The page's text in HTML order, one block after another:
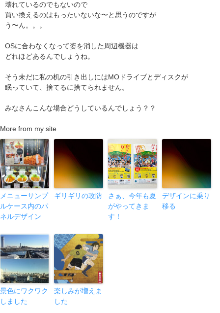
壊れているのでもないので
買い換えるのはもったいないな〜と思うのですが…
う〜ん。。。
OSに合わなくなって姿を消した周辺機器は
どれほどあるんでしょうね。
そう未だに私の机の引き出しにはMOドライブとディスクが
眠っていて、捨てるに捨てられません。
みなさんこんな場合どうしているんでしょう？？
More from my site
メニューサンプ
ルケース内のパ
ネルデザイン
ギリギリの攻防
さぁ、今年も夏
がやってきま
す！
デザインに乗り
移る
景色にワクワク
しました
楽しみが増えま
した